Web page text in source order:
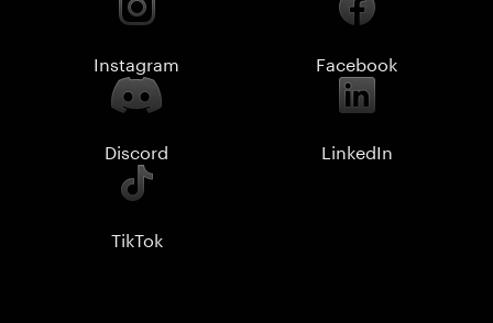
Instagram Facebook
Discord LinkedIn
TikTok